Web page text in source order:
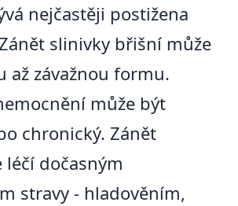
nejčastěji postižena
slinivky břišní může
až závažnou formu.
může být
chronický. Zánět
léčí dočasným
stravy - hladověním,